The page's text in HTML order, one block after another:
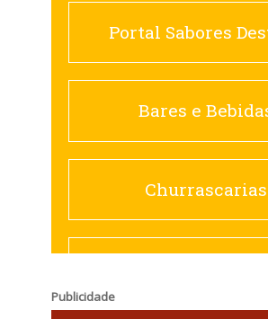
Churrascarias
Comida
Portal Sabores
Bares e
Churrascarias
Publicidade